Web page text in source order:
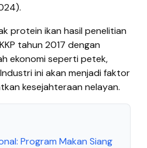
protein ikan hasil penelitian
tahun 2017 dengan
ekonomi seperti petek,
ini akan menjadi faktor
kesejahteraan nelayan.
Program Makan Siang